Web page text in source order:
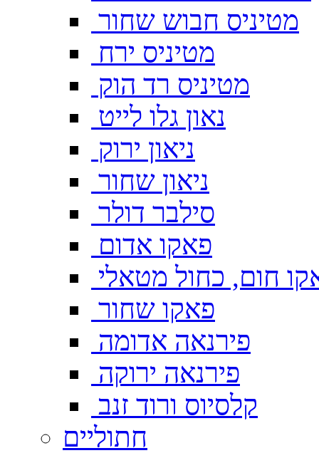
מטיניס חבוש שחור
מטיניס ירח
מטיניס רד הוק
נאון גלו לייט
ניאון ירוק
ניאון שחור
סילבר דולר
פאקו אדום
חום, כחול מטאלי
פאקו שחור
פירנאה אדומה
פירנאה ירוקה
קלסיוס ורוד זנב
חתוליים